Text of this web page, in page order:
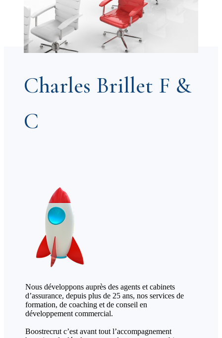
Charles Brillet F &
C
Nous développons auprès des agents et cabinets
d’assurance, depuis plus de 25 ans, nos services de
formation, de coaching et de conseil en
développement commercial.
Boostrecrut c’est avant tout l’accompagnement